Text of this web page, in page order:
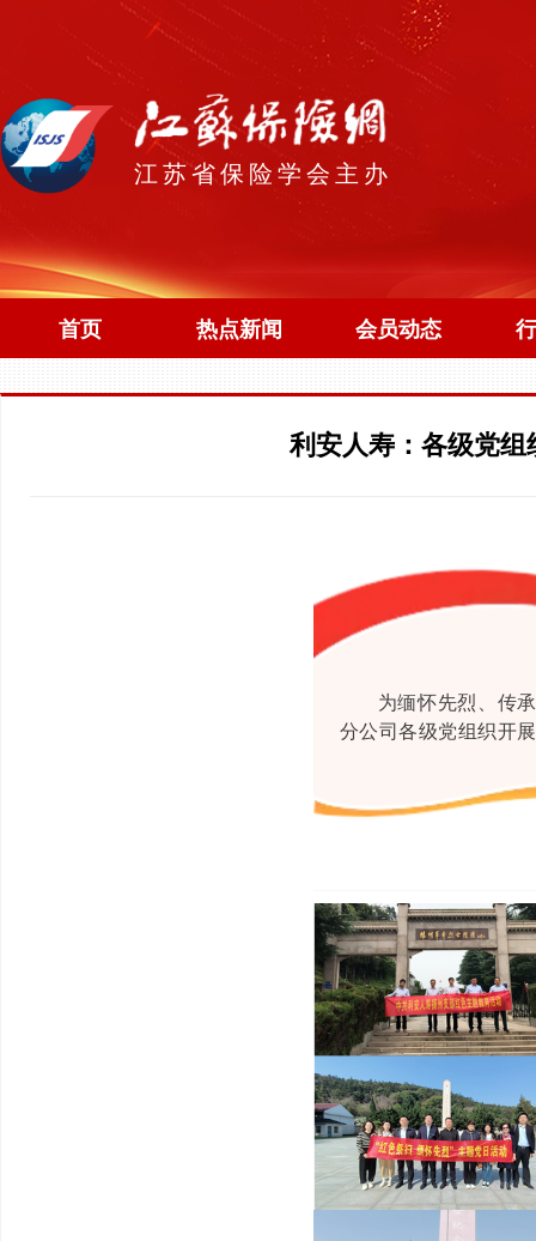
首页 热点新闻 会员动态
江苏省保险学会主办
利安人寿：各级党
为缅怀先烈、传
分公司各级党组织开